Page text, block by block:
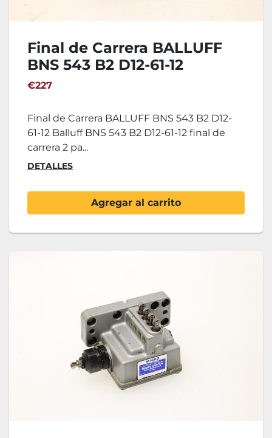
Final de Carrera BALLUFF
BNS 543 B2 D12-61-12
€227
Final de Carrera BALLUFF BNS 543 B2 D12-
61-12 Balluff BNS 543 B2 D12-61-12 final de
carrera 2 pa...
DETALLES
Agregar al carrito